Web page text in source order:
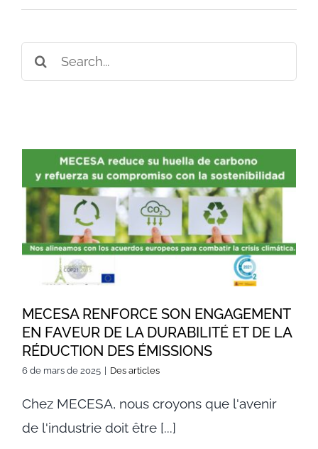
MECESA RENFORCE SON
ENGAGEMENT EN FAVEUR DE
LA DURABILITÉ ET DE LA
RÉDUCTION DES ÉMISSIONS
MECESA RENFORCE SON ENGAGEMENT
EN FAVEUR DE LA DURABILITÉ ET DE LA
RÉDUCTION DES ÉMISSIONS
6 de mars de 2025 Des articles
Chez MECESA, nous croyons que l'avenir
de l'industrie doit être [...]
Search
for: